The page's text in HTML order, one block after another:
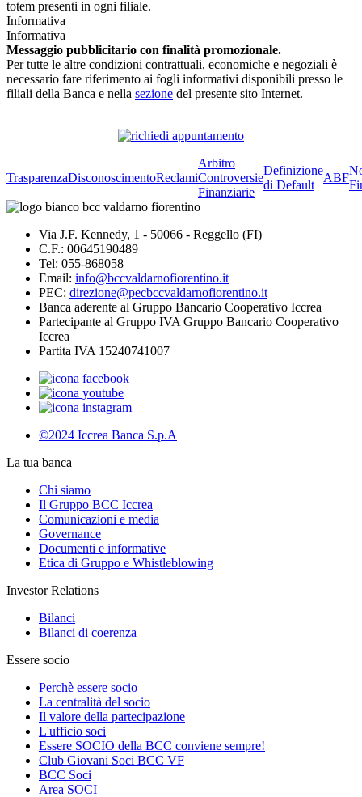
totem presenti in ogni filiale.
Informativa
Informativa
Messaggio pubblicitario con finalità promozionale.
Per tutte le altre condizioni contrattuali, economiche e negoziali è
necessario fare riferimento ai fogli informativi disponibili presso le
filiali della Banca e nella sezione del presente sito Internet.
TrasparenzaDisconoscimentoReclami
Arbitro
Controversie
Finanziarie
Definizione
di Default
ABF
Via J.F. Kennedy, 1 - 50066 - Reggello (FI)
C.F.: 00645190489
Tel: 055-868058
Email: info@bccvaldarnofiorentino.it
PEC: direzione@pecbccvaldarnofiorentino.it
Banca aderente al Gruppo Bancario Cooperativo Iccrea
Partecipante al Gruppo IVA Gruppo Bancario Cooperativo
Iccrea
Partita IVA 15240741007
©2024 Iccrea Banca S.p.A
La tua banca
Chi siamo
Il Gruppo BCC Iccrea
Comunicazioni e media
Governance
Documenti e informative
Etica di Gruppo e Whistleblowing
Investor Relations
Bilanci
Bilanci di coerenza
Essere socio
Perchè essere socio
La centralità del socio
Il valore della partecipazione
L'ufficio soci
Essere SOCIO della BCC conviene sempre!
Club Giovani Soci BCC VF
BCC Soci
Area SOCI